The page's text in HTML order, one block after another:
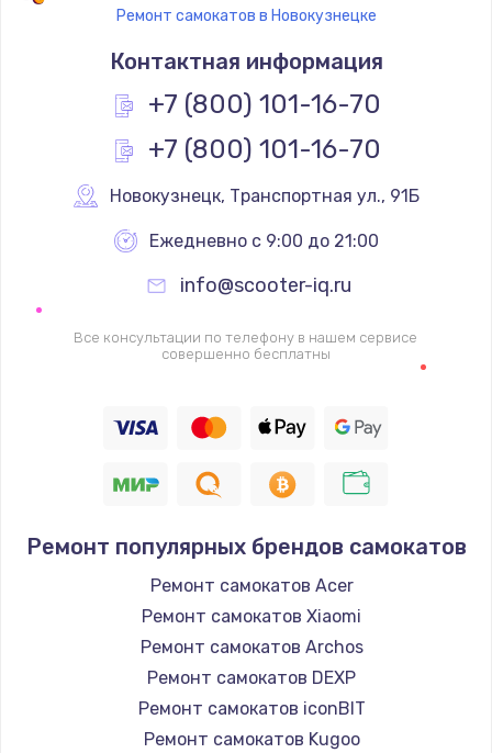
Ремонт самокатов в Новокузнецке
Контактная информация
+7 (800) 101-16-70
+7 (800) 101-16-70
Новокузнецк, Транспортная ул., 91Б
Ежедневно с 9:00 до 21:00
info@scooter-iq.ru
Все консультации по телефону в нашем сервисе
совершенно бесплатны
Ремонт популярных брендов самокатов
Ремонт самокатов Acer
Ремонт самокатов Xiaomi
Ремонт самокатов Archos
Ремонт самокатов DEXP
Ремонт самокатов iconBIT
Ремонт самокатов Kugoo